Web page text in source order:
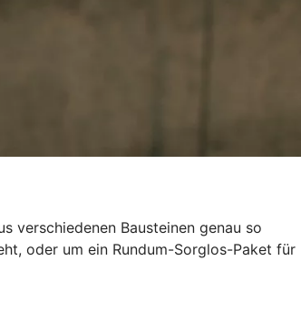
verschiedenen Bausteinen genau so
oder um ein Rundum-Sorglos-Paket für